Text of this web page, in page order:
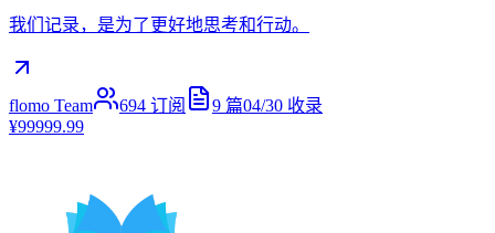
我们记录，是为了更好地思考和行动。
flomo Team 694 订阅 9 篇04/30 收录
¥99999.99